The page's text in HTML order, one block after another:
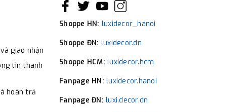
giao nhận
tin thanh
hoàn trả
Shoppe HN: luxidecor_hanoi
Shoppe ĐN: luxidecor.dn
Shoppe HCM: luxidecor.hcm
Fanpage HN: luxidecor.hanoi
Fanpage ĐN: luxi.decor.dn